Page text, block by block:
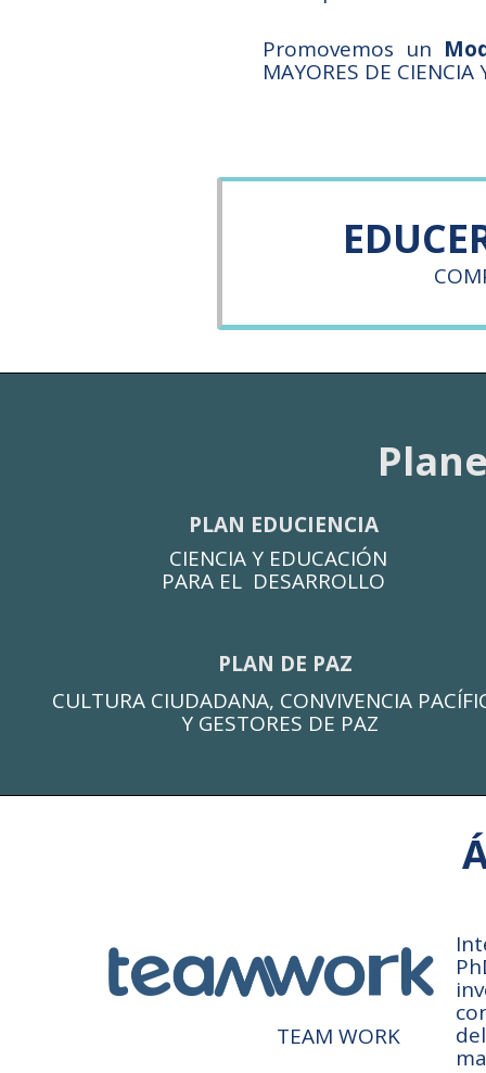
TEAM WORK
PLAN EDUCIENCIA
PLAN DE PAZ
CIENCIA Y EDUCACIÓN
PARA EL DESARROLLO
CULTURA CIUDADANA, CONVIVENCIA
Y GESTORES DE PAZ
Promovemos un
MAYORES DE CIENCIA